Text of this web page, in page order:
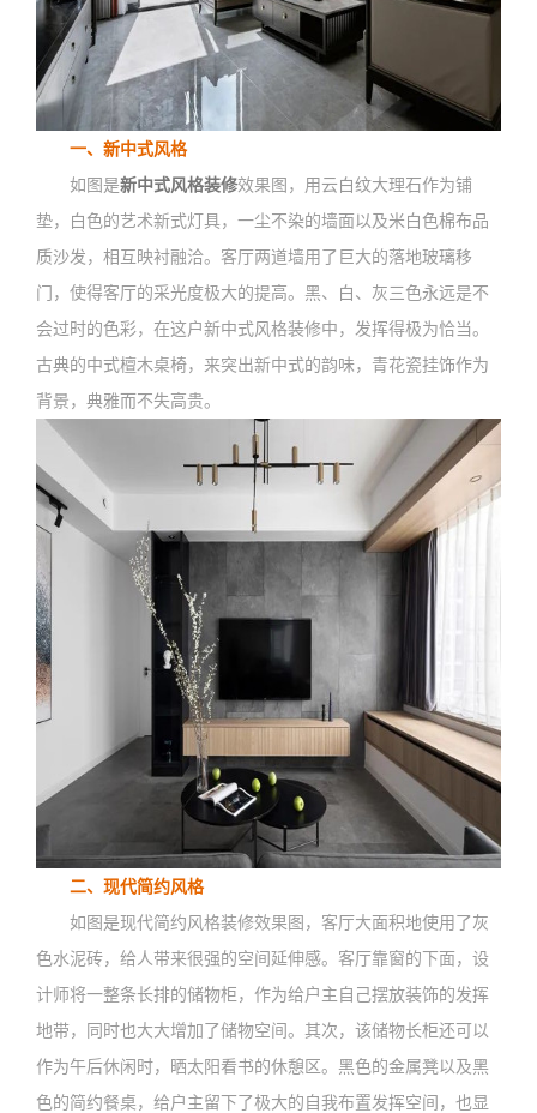
一、新中式风格
如图是新中式风格装修效果图，用云白纹大理石作为铺
垫，白色的艺术新式灯具，一尘不染的墙面以及米白色棉布品
质沙发，相互映衬融洽。客厅两道墙用了巨大的落地玻璃移
门，使得客厅的采光度极大的提高。黑、白、灰三色永远是不
会过时的色彩，在这户新中式风格装修中，发挥得极为恰当。
古典的中式檀木桌椅，来突出新中式的韵味，青花瓷挂饰作为
背景，典雅而不失高贵。
二、现代简约风格
如图是现代简约风格装修效果图，客厅大面积地使用了灰
色水泥砖，给人带来很强的空间延伸感。客厅靠窗的下面，设
计师将一整条长排的储物柜，作为给户主自己摆放装饰的发挥
地带，同时也大大增加了储物空间。其次，该储物长柜还可以
作为午后休闲时，晒太阳看书的休憩区。黑色的金属凳以及黑
色的简约餐桌，给户主留下了极大的自我布置发挥空间，也显